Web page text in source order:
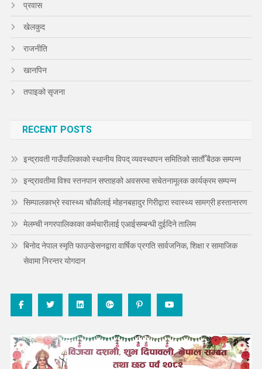
प्रवास
खेलकुद
राजनीति
खानपिन
तपाइको सृजना
RECENT POSTS
इन्द्रावती गाउँपालिकाको स्थानीय विपद् व्यवस्थापन समितिको सातौँ बैठक सम्पन्न
इन्द्रावतीमा विश्व स्तनपान सप्ताहको अवसरमा सचेतनामूलक कार्यक्रम सम्पन्न
सिम्पालकाभ्रे स्वास्थ्य चौकीलाई मोहनबहादुर गिरीद्वारा स्वास्थ्य सामग्री हस्तान्तरण
मेलम्ची नगरपालिकाका कर्मचारीलाई एआईसम्बन्धी दुईदिने तालिम
बिनोद नेपाल स्मृति फाउन्डेसनद्वारा वार्षिक प्रगति सार्वजनिक, शिक्षा र सामाजिक
सेवामा निरन्तर योगदान